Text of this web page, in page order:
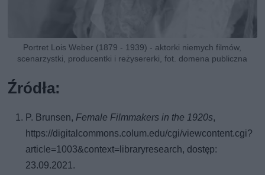
Portret Lois Weber (1879 - 1939) - aktorki niemych filmów,
scenarzystki, producentki i reżysererki, fot. domena publiczna
Źródła:
P. Brunsen,Female Filmmakers in the 1920s,
https://digitalcommons.colum.edu/cgi/viewcontent.cgi?
article=1003&context=libraryresearch, dostęp:
23.09.2021.